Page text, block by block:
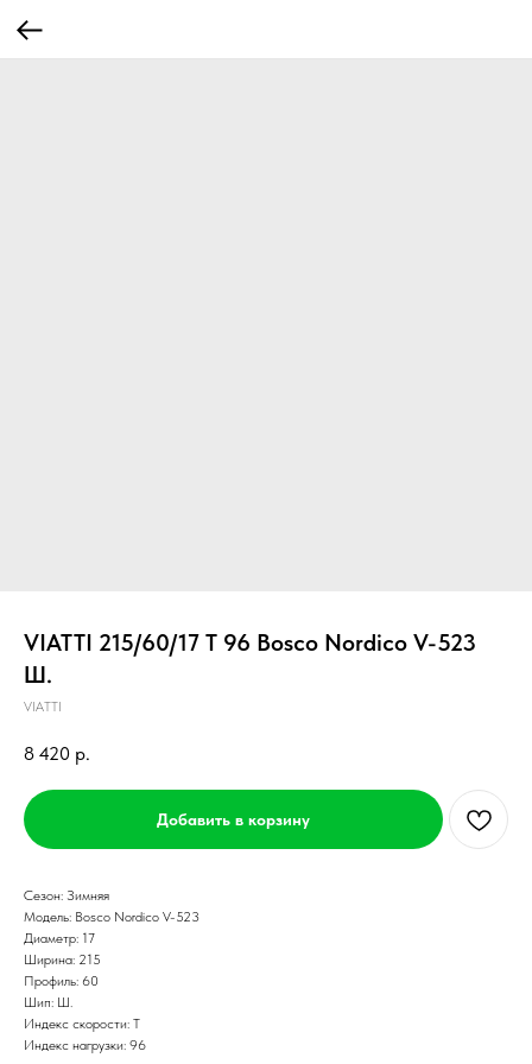
VIATTI 215/60/17 T 96 Bosco Nordico V-523
Ш.
VIATTI
8 420 р.
Добавить в корзину
Сезон: Зимняя
Модель: Bosco Nordico V-523
Диаметр: 17
Ширина: 215
Профиль: 60
Шип: Ш.
Индекс скорости: T
Индекс нагрузки: 96